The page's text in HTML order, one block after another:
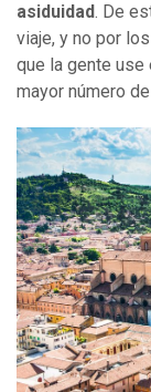
asiduidad. De
viaje, y no por
que la gente use
mayor número